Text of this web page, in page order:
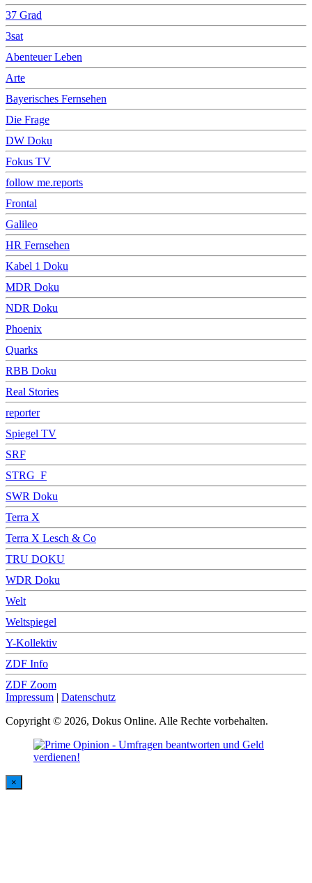
37 Grad
3sat
Abenteuer Leben
Arte
Bayerisches Fernsehen
Die Frage
DW Doku
Fokus TV
follow me.reports
Frontal
Galileo
HR Fernsehen
Kabel 1 Doku
MDR Doku
NDR Doku
Phoenix
Quarks
RBB Doku
Real Stories
reporter
Spiegel TV
SRF
STRG_F
SWR Doku
Terra X
Terra X Lesch & Co
TRU DOKU
WDR Doku
Welt
Weltspiegel
Y-Kollektiv
ZDF Info
ZDF Zoom
Impressum | Datenschutz
Copyright © 2026, Dokus Online. Alle Rechte vorbehalten.
×